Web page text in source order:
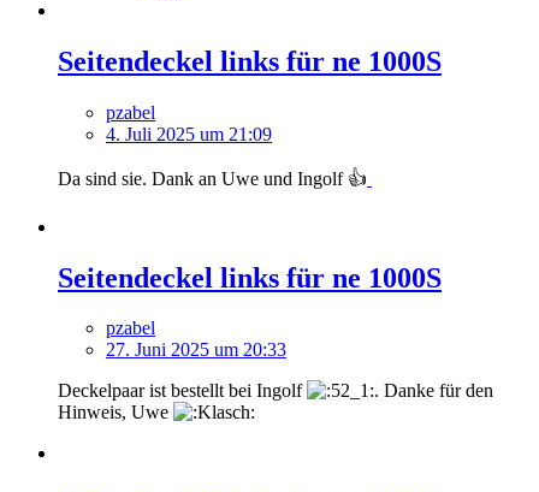
Seitendeckel links für ne 1000S
pzabel
4. Juli 2025 um 21:09
Da sind sie. Dank an Uwe und Ingolf 👍
Seitendeckel links für ne 1000S
pzabel
27. Juni 2025 um 20:33
Deckelpaar ist bestellt bei Ingolf
. Danke für den
Hinweis, Uwe